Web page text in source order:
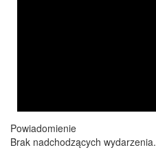
Powiadomienie
Brak nadchodzących wydarzenia.